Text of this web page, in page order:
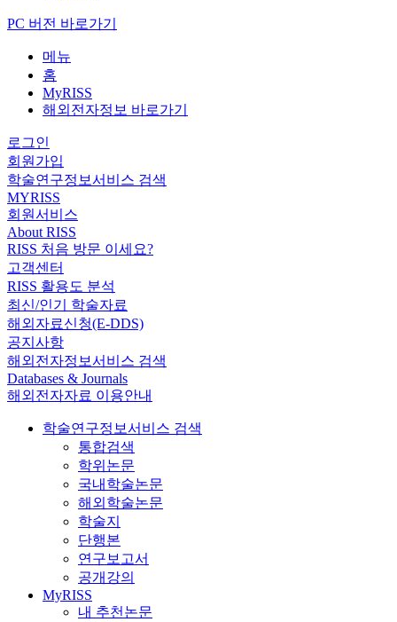
PC 버전 바로가기
메뉴
홈
MyRISS
해외전자정보 바로가기
로그인
회원가입
학술연구정보서비스 검색
MYRISS
회원서비스
About RISS
RISS 처음 방문 이세요?
고객센터
RISS 활용도 분석
최신/인기 학술자료
해외자료신청(E-DDS)
공지사항
해외전자정보서비스 검색
Databases & Journals
해외전자자료 이용안내
학술연구정보서비스 검색
통합검색
학위논문
국내학술논문
해외학술논문
학술지
단행본
연구보고서
공개강의
MyRISS
내 추천논문